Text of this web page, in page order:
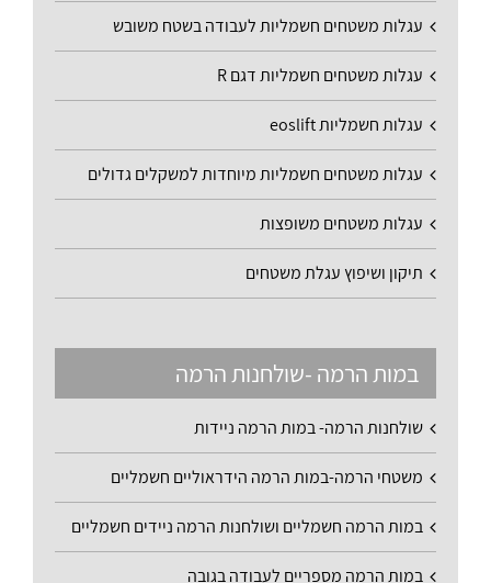
עגלות משטחים חשמליות לעבודה בשטח משובש
עגלות משטחים חשמליות דגם R
עגלות חשמליות eoslift
עגלות משטחים חשמליות מיוחדות למשקלים גדולים
עגלות משטחים משופצות
תיקון ושיפוץ עגלת משטחים
במות הרמה -שולחנות הרמה
שולחנות הרמה- במות הרמה ניידות
משטחי הרמה-במות הרמה הידראוליים חשמליים
במות הרמה חשמליים ושולחנות הרמה ניידים חשמליים
במות הרמה מספריים לעבודה בגובה